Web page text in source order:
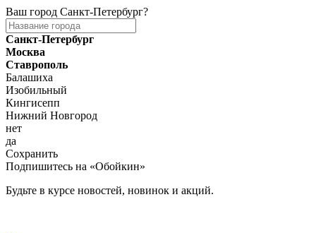
Ваш город Санкт-Петербург?
Санкт-Петербург
Москва
Ставрополь
Балашиха
Изобильный
Кингисепп
Нижний Новгород
нет
да
Сохранить
Подпишитесь на «Обойкин»
Будьте в курсе новостей, новинок и акций.